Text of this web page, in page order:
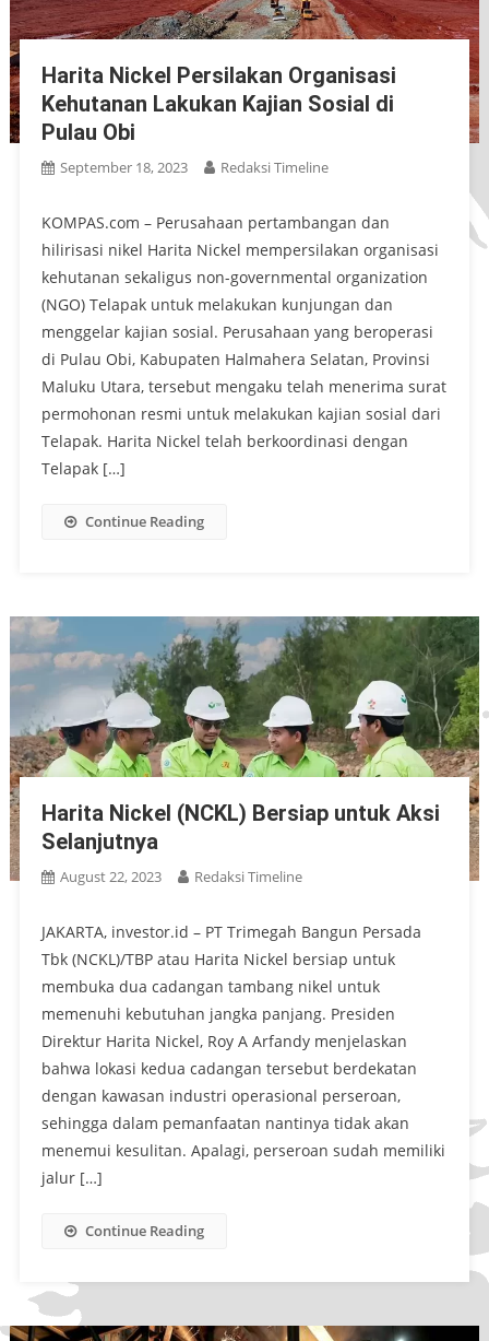
Harita Nickel Persilakan Organisasi
Kehutanan Lakukan Kajian Sosial di
Pulau Obi
September 18, 2023 Redaksi Timeline
KOMPAS.com – Perusahaan pertambangan dan
hilirisasi nikel Harita Nickel mempersilakan organisasi
kehutanan sekaligus non-governmental organization
(NGO) Telapak untuk melakukan kunjungan dan
menggelar kajian sosial. Perusahaan yang beroperasi
di Pulau Obi, Kabupaten Halmahera Selatan, Provinsi
Maluku Utara, tersebut mengaku telah menerima surat
permohonan resmi untuk melakukan kajian sosial dari
Telapak. Harita Nickel telah berkoordinasi dengan
Telapak […]
Continue Reading
Harita Nickel (NCKL) Bersiap untuk Aksi
Selanjutnya
August 22, 2023 Redaksi Timeline
JAKARTA, investor.id – PT Trimegah Bangun Persada
Tbk (NCKL)/TBP atau Harita Nickel bersiap untuk
membuka dua cadangan tambang nikel untuk
memenuhi kebutuhan jangka panjang. Presiden
Direktur Harita Nickel, Roy A Arfandy menjelaskan
bahwa lokasi kedua cadangan tersebut berdekatan
dengan kawasan industri operasional perseroan,
sehingga dalam pemanfaatan nantinya tidak akan
menemui kesulitan. Apalagi, perseroan sudah memiliki
jalur […]
Continue Reading